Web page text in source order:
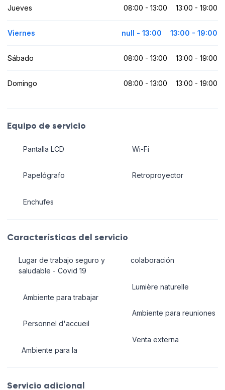
Jueves 08:00 - 13:00 13:00 - 19:00
Viernes null - 13:00 13:00 - 19:00
Sábado 08:00 - 13:00 13:00 - 19:00
Domingo 08:00 - 13:00 13:00 - 19:00
Equipo de servicio
Pantalla LCD
Papelógrafo
Enchufes
Wi-Fi
Retroproyector
Características del servicio
Lugar de trabajo seguro y
saludable - Covid 19
Ambiente para trabajar
Personnel d'accueil
Ambiente para la
colaboración
Lumière naturelle
Ambiente para reuniones
Venta externa
Servicio adicional